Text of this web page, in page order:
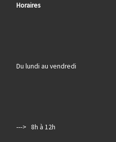
Horaires
Du lundi au vendredi
---> 8h à 12h